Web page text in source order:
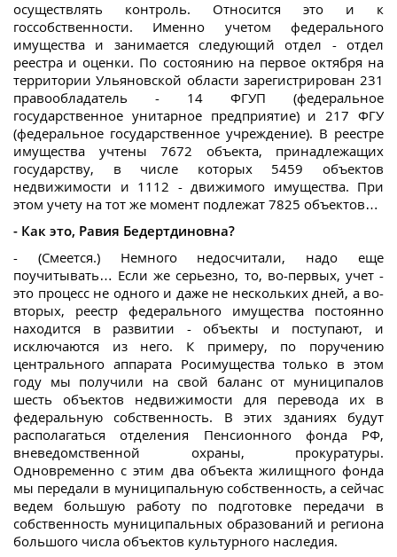
осуществлять контроль. Относится это и к
госсобственности. Именно учетом федерального
имущества и занимается следующий отдел - отдел
реестра и оценки. По состоянию на первое октября на
территории Ульяновской области зарегистрирован 231
правообладатель - 14 ФГУП (федеральное
государственное унитарное предприятие) и 217 ФГУ
(федеральное государственное учреждение). В реестре
имущества учтены 7672 объекта, принадлежащих
государству, в числе которых 5459 объектов
недвижимости и 1112 - движимого имущества. При
этом учету на тот же момент подлежат 7825 объектов…
- Как это, Равия Бедертдиновна?
- (Смеется.) Немного недосчитали, надо еще
поучитывать… Если же серьезно, то, во-первых, учет -
это процесс не одного и даже не нескольких дней, а во-
вторых, реестр федерального имущества постоянно
находится в развитии - объекты и поступают, и
исключаются из него. К примеру, по поручению
центрального аппарата Росимущества только в этом
году мы получили на свой баланс от муниципалов
шесть объектов недвижимости для перевода их в
федеральную собственность. В этих зданиях будут
располагаться отделения Пенсионного фонда РФ,
вневедомственной охраны, прокуратуры.
Одновременно с этим два объекта жилищного фонда
мы передали в муниципальную собственность, а сейчас
ведем большую работу по подготовке передачи в
собственность муниципальных образований и региона
большого числа объектов культурного наследия.